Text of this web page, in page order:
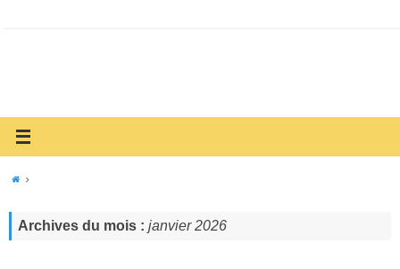
Archives du mois : janvier 2026